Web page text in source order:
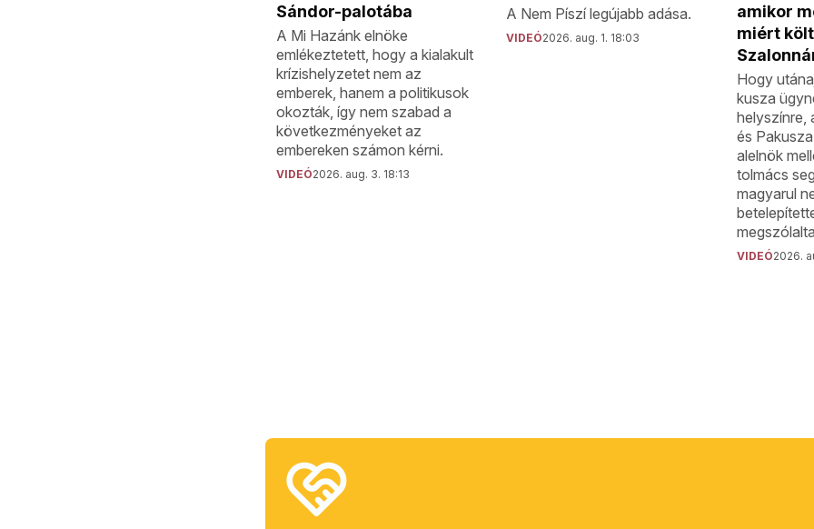
Sándor-palotába
A Mi Hazánk elnöke
emlékeztetett, hogy a kialakult
krízishelyzetet nem az
emberek, hanem a politikusok
okozták, így nem szabad a
következményeket az
embereken számon kérni.
VIDEÓ2026. aug. 3. 18:13
A Nem Píszí legújabb adása.
VIDEÓ2026. aug. 1. 18:03
amikor
miért
Hogy
kusza
helyszínre,
és
alelnök
tolmács
magyarul
VIDEÓ2026.